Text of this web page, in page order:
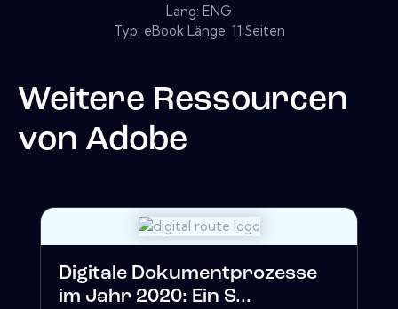
Lang: ENG
Typ: eBook Länge: 11 Seiten
Weitere Ressourcen
von Adobe
Digitale Dokumentprozesse
im Jahr 2020: Ein S...